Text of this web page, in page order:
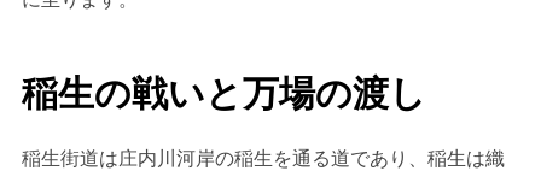
稲生の戦いと万場の渡し
稲生街道は庄内川河岸の稲生を通る道であり、稲生は織